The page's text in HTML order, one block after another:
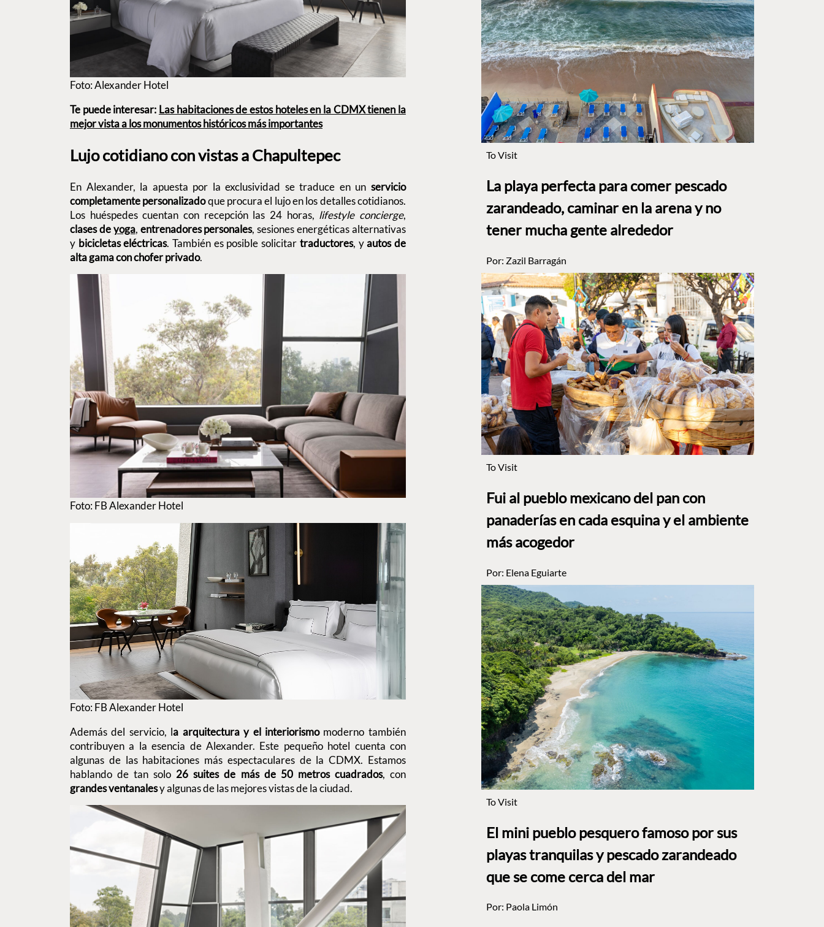
Foto: Alexander Hotel
Te puede interesar: Las habitaciones de estos hoteles en la CDMX tienen la
mejor vista a los monumentos históricos más importantes
Lujo cotidiano con vistas a Chapultepec
En Alexander, la apuesta por la exclusividad se traduce en un servicio
completamente personalizadoque procura el lujo en los detalles cotidianos.
Los huéspedes cuentan con recepción las 24 horas, lifestyle concierge,
clases deyoga, entrenadores personales, sesiones energéticas alternativas
y bicicletas eléctricas. También es posible solicitar traductores, yautos de
alta gama con chofer privado.
Foto: FB Alexander Hotel
Foto: FB Alexander Hotel
Además del servicio, la arquitectura y el interiorismomoderno también
contribuyen a la esencia de Alexander. Este pequeño hotel cuenta con
algunas de las habitaciones más espectaculares de la CDMX. Estamos
hablando de tan solo 26 suites de más de 50 metros cuadrados, con
grandes ventanalesy algunas de las mejores vistas de la ciudad.
To Visit
La playa perfecta para comer pescado
zarandeado, caminar en la arena y no
tener mucha gente alrededor
Por: Zazil Barragán
To Visit
Fui al pueblo mexicano del pan con
panaderías en cada esquina y el ambiente
más acogedor
Por: Elena Eguiarte
To Visit
El mini pueblo pesquero famoso por sus
playas tranquilas y pescado zarandeado
que se come cerca del mar
Por: Paola Limón